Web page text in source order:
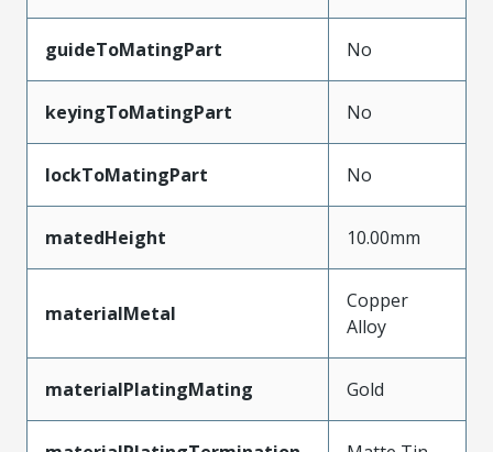
guideToMatingPart No
keyingToMatingPart No
lockToMatingPart No
matedHeight 10.00mm
materialMetal
Copper
Alloy
materialPlatingMating Gold